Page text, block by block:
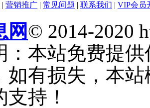
| 营销推广 | 常见问题 | 联系我们 | VIP会员
网© 2014-2020
：本站免费提
如有损失，本
支持！